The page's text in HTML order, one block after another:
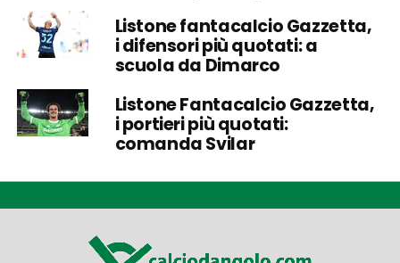
Listone fantacalcio Gazzetta,
i difensori più quotati: a
scuola da Dimarco
Listone Fantacalcio Gazzetta,
i portieri più quotati:
comanda Svilar